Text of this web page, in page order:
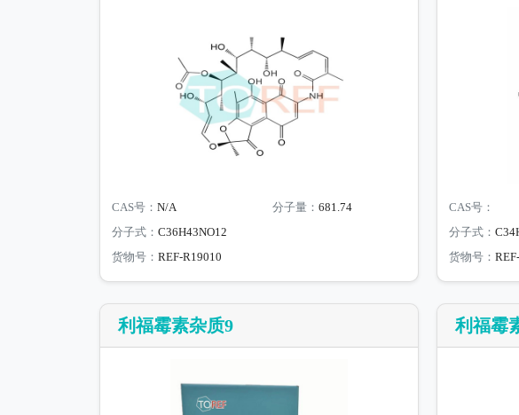
CAS号： N/A 分子量： 681.74
分子式： C36H43NO12
货物号： REF-R19010
CAS号：
分子式：
货物号：
利福霉素杂质9 利福霉